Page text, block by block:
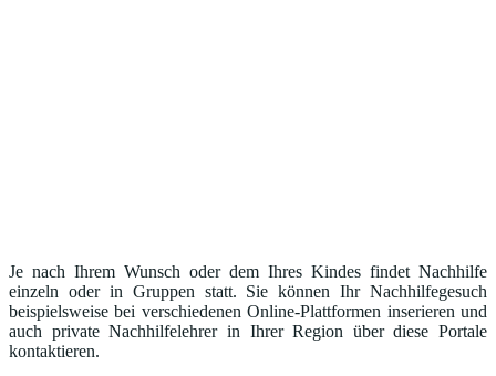
Je nach Ihrem Wunsch oder dem Ihres Kindes findet Nachhilfe
einzeln oder in Gruppen statt. Sie können Ihr Nachhilfegesuch
beispielsweise bei verschiedenen Online-Plattformen inserieren und
auch private Nachhilfelehrer in Ihrer Region über diese Portale
kontaktieren.